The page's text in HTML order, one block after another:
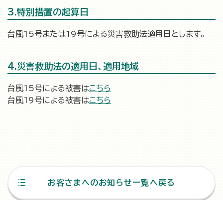
3.特別措置の起算日
台風15号または19号による災害救助法適用日とします。
4.災害救助法の適用日、適用地域
台風15号による被害はこちら
台風19号による被害はこちら
お客さまへのお知らせ一覧へ戻る